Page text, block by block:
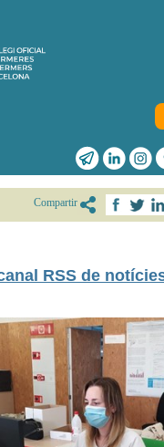
Compartir
RSS de